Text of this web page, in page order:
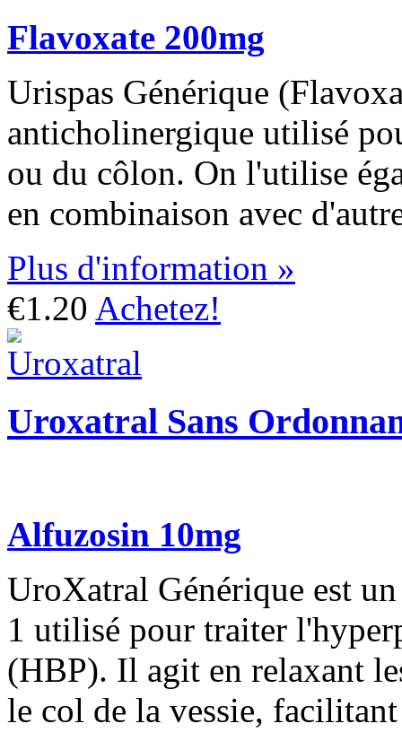
Flavoxate 200mg
Urispas Générique
anticholinergique utilisé
ou du côlon. On l'utilise
en combinaison avec
Plus d'information »
€1.20 Achetez!
Uroxatral Sans
Alfuzosin 10mg
UroXatral Générique est
1 utilisé pour traiter
(HBP). Il agit en relaxant
le col de la vessie,